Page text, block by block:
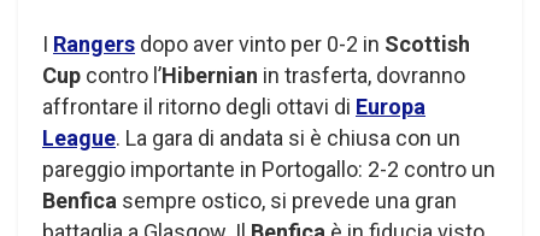
I Rangers dopo aver vinto per 0-2 in Scottish
Cup contro l’Hibernian in trasferta, dovranno
affrontare il ritorno degli ottavi di Europa
League. La gara di andata si è chiusa con un
pareggio importante in Portogallo: 2-2 contro un
Benfica sempre ostico, si prevede una gran